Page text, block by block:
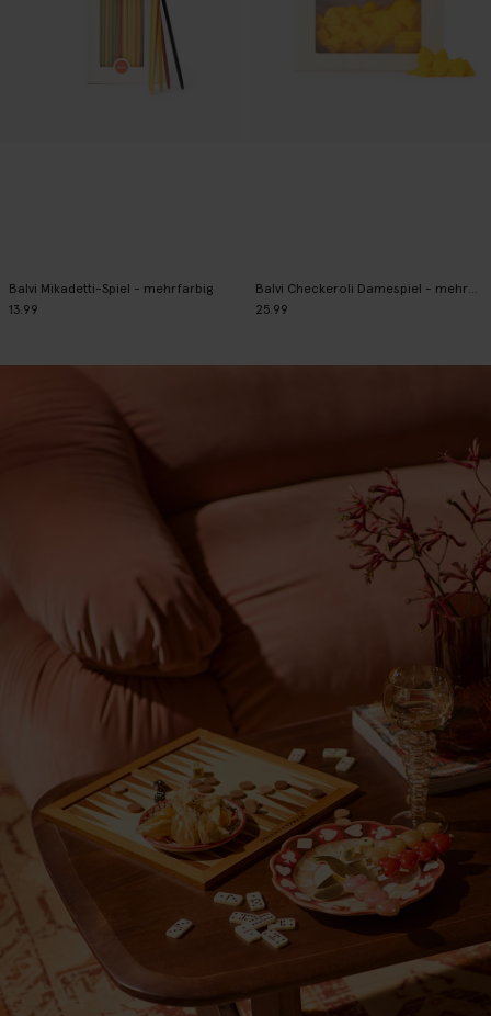
Balvi Mikadetti-Spiel - mehrfarbig
13.99
25.99